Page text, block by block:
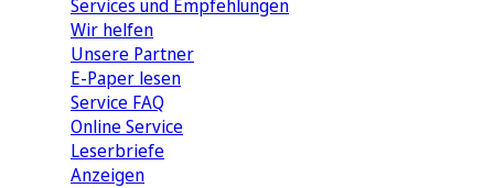
Services und Empfehlungen
Wir helfen
Unsere Partner
E-Paper lesen
Service FAQ
Online Service
Leserbriefe
Anzeigen